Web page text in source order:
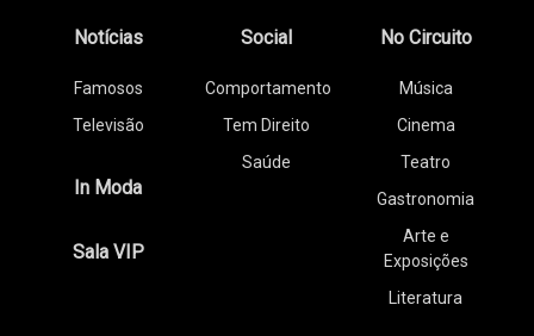
Notícias
Famosos
Televisão
In Moda
Sala VIP
Social
Comportamento
Tem Direito
Saúde
No Circuito
Música
Cinema
Teatro
Gastronomia
Arte e
Exposições
Literatura